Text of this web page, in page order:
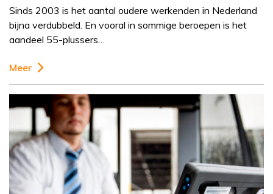
Sinds 2003 is het aantal oudere werkenden in Nederland
bijna verdubbeld. En vooral in sommige beroepen is het
aandeel 55-plussers…
Meer